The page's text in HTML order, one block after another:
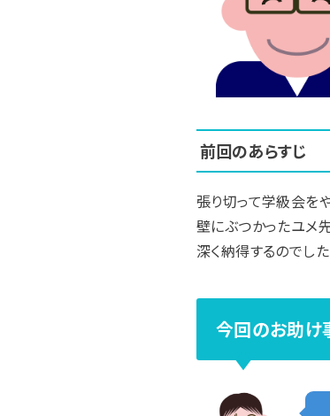
前回のあらすじ
張り切って学級会を
壁にぶつかったユメ
深く納得するのでした・
今回のお助け